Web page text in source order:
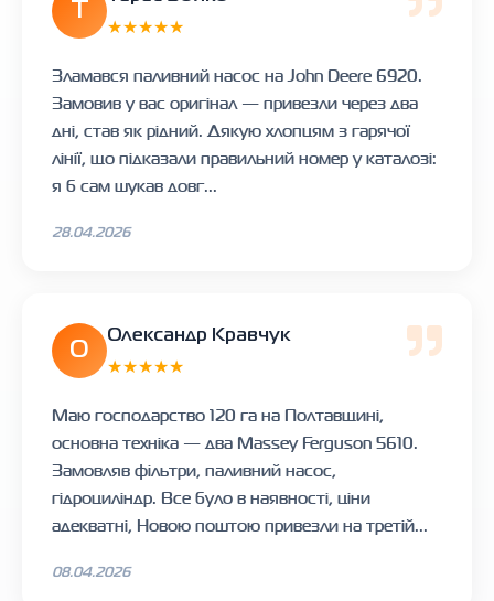
★★★★★
Зламався паливний насос на John Deere 6920.
Замовив у вас оригінал — привезли через два
дні, став як рідний. Дякую хлопцям з гарячої
лінії, що підказали правильний номер у каталозі:
я б сам шукав довг...
28.04.2026
О
Олександр Кравчук
★★★★★
Маю господарство 120 га на Полтавщині,
основна техніка — два Massey Ferguson 5610.
Замовляв фільтри, паливний насос,
гідроциліндр. Все було в наявності, ціни
адекватні, Новою поштою привезли на третій...
08.04.2026